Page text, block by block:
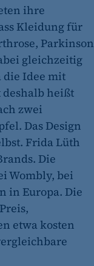
ihre
Kleidung für
Parkinson
gleichzeitig
die Idee mit
heißt
zwei
Das Design
Frida Lüth
Die
Wombly, bei
in Europa. Die
etwa kosten